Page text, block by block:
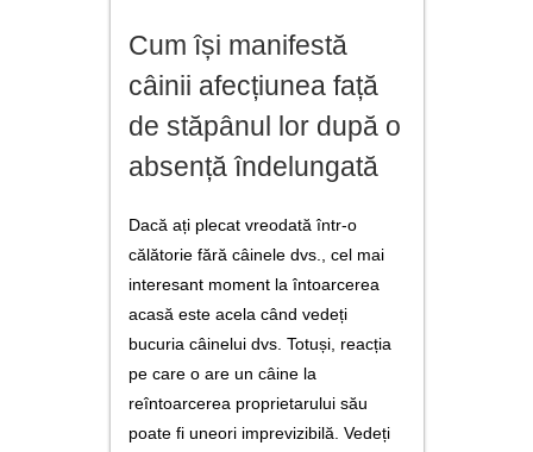
galerie foto
utile
contact
Cum își manifestă
câinii afecțiunea față
de stăpânul lor după o
absență îndelungată
Dacă ați plecat vreodată într-o
călătorie fără câinele dvs., cel mai
interesant moment la întoarcerea
acasă este acela când vedeți
bucuria câinelui dvs. Totuși, reacția
pe care o are un câine la
reîntoarcerea proprietarului său
poate fi uneori imprevizibilă. Vedeți